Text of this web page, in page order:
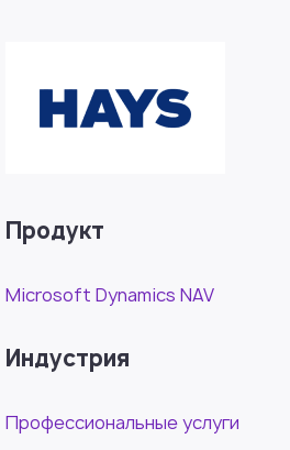
Продукт
Microsoft Dynamics NAV
Индустрия
Профессиональные услуги